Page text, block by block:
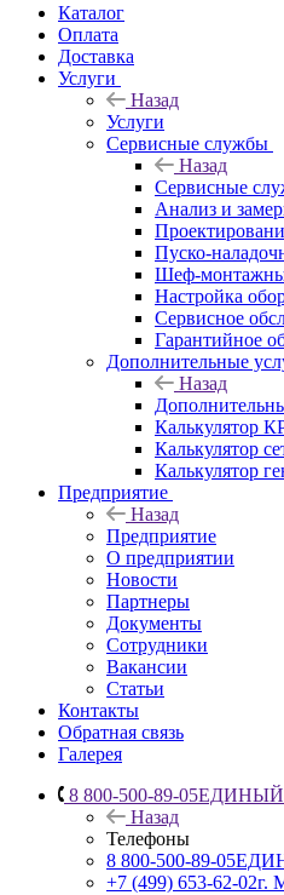
Каталог
Оплата
Доставка
Услуги
Назад
Услуги
Сервисные службы
Назад
Сервисные
Анализ и
Пуско-
Шеф-
Настройка
Сервисное
Гарантийное
Дополнительные
Назад
Калькулятор
Калькулятор
Калькулятор
Предприятие
Назад
Предприятие
О предприятии
Новости
Партнеры
Документы
Сотрудники
Вакансии
Статьи
Контакты
Обратная связь
Галерея
8 800-500-89-05
Назад
Телефоны
8 800-500-89-05
+7 (499) 653-62-02г.